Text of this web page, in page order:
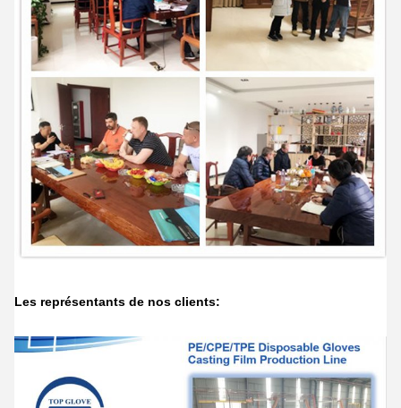
Les représentants de nos clients: